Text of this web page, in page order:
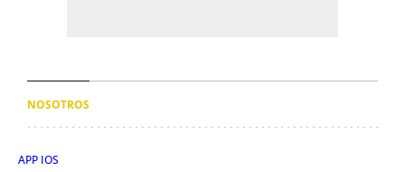
NOSOTROS
APP IOS